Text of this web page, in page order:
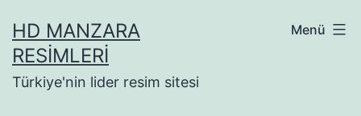
geçHD MANZARA
RESIMLERI
Türkiye'nin lider resim sitesi
Menü